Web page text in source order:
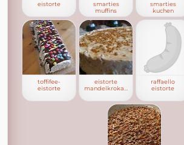
eistorte
smarties
muffins
smarties
kuchen
toffifee-
eistorte
eistorte
raffaello
eistorte